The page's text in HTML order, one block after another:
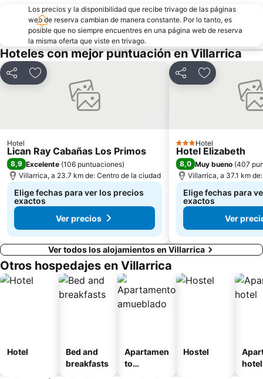
Los precios y la disponibilidad que recibe trivago de las páginas
web de reserva cambian de manera constante. Por lo tanto, es
posible que no siempre encuentres en una página web de reserva
la misma oferta que viste en trivago.
Hoteles con mejor puntuación en Villarrica
CompartirAgregar a favoritos
Hotel
Lican Ray Cabañas Los Primos
8,9 Excelente (106 puntuaciones)
Villarrica, a 23.7 km de: Centro de la ciudad
Elige fechas para ver los precios
exactos
Ver precios
CompartirAgregar a
3 Estrellas
Hotel
Hotel Elizabeth
8,0 Muy bueno (407
Villarrica, a 37.1 km
Elige fechas para
exactos
Ver
Ver todos los alojamientos en Villarrica
Otros hospedajes en Villarrica
Hotel
Bed and
breakfasts
Apartamen
to
Hostel
hotel